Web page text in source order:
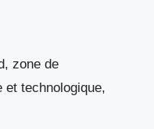
zone de
et technologique,